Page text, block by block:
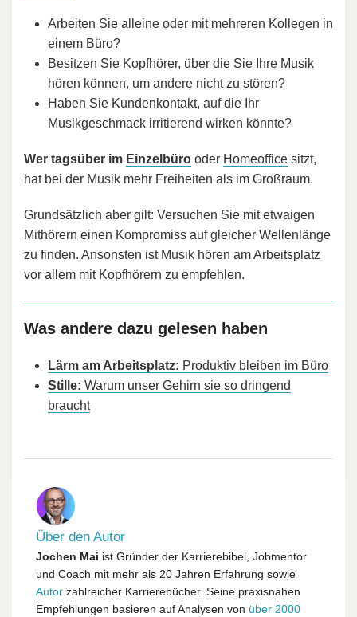
Arbeiten Sie alleine oder mit mehreren Kollegen in
einem Büro?
Besitzen Sie Kopfhörer, über die Sie Ihre Musik
hören können, um andere nicht zu stören?
Haben Sie Kundenkontakt, auf die Ihr
Musikgeschmack irritierend wirken könnte?
Wer tagsüber im Einzelbüro oder Homeoffice sitzt,
hat bei der Musik mehr Freiheiten als im Großraum.
Grundsätzlich aber gilt: Versuchen Sie mit etwaigen
Mithörern einen Kompromiss auf gleicher Wellenlänge
zu finden. Ansonsten ist Musik hören am Arbeitsplatz
vor allem mit Kopfhörern zu empfehlen.
Was andere dazu gelesen haben
Lärm am Arbeitsplatz: Produktiv bleiben im Büro
Stille: Warum unser Gehirn sie so dringend
braucht
Über den Autor
Jochen Mai ist Gründer der Karrierebibel, Jobmentor
und Coach mit mehr als 20 Jahren Erfahrung sowie
Autor zahlreicher Karrierebücher. Seine praxisnahen
Empfehlungen basieren auf Analysen von über 2000